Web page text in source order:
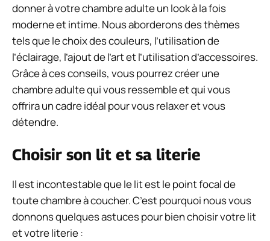
donner à votre chambre adulte un look à la fois
moderne et intime. Nous aborderons des thèmes
tels que le choix des couleurs, l’utilisation de
l’éclairage, l’ajout de l’art et l’utilisation d’accessoires.
Grâce à ces conseils, vous pourrez créer une
chambre adulte qui vous ressemble et qui vous
offrira un cadre idéal pour vous relaxer et vous
détendre.
Choisir son lit et sa literie
Il est incontestable que le lit est le point focal de
toute chambre à coucher. C’est pourquoi nous vous
donnons quelques astuces pour bien choisir votre lit
et votre literie :